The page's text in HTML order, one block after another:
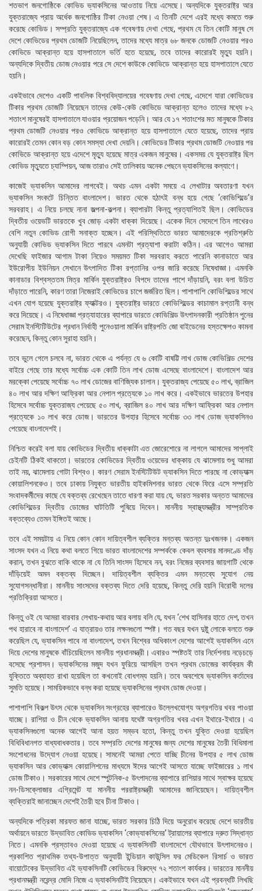
নির্বাচনী
ইশতেহার
শতভাগ জনগোষ্ঠিকে কোভিড ভ্যাকসিনের আওতায় নিয়ে এসেছে। অন্যদিকে যুক্তরাষ্ট্র আর
যুক্তরাজ্যে প্রায় অর্ধেক জনগোষ্ঠির টিকা নেওয়া শেষ। এ তিনটি দেশে এরই মধ্যে কমতে শুরু
করেছে কোভিড। সম্প্রতি যুক্তরাজ্যে এক গবেষণায় দেখা গেছে, প্রথম যে তিন কোটি মানুষ সে
দেশে কোভিডের প্রথম ডোজটি নিয়েছিলেন, তাদের মধ্যে মাত্র ৬৮ জনকে ডোজটি নেওয়ার পরও
কোভিডে আক্রান্ত হয়ে হাসপাতালে ভর্তি হতে হয়েছে, তবে তাদের কারোরই মৃত্যু হয়নি।
অন্যদিকে দ্বিতীয় ডোজ নেওয়ার পরে সে দেশে কাউকে কোভিডে আক্রান্ত হয়ে হাসপাতালে যেতে
হয়নি।
একইভাবে দেশেও একটি পাবলিক বিশ্ববিদ্যালয়ের গবেষণায় দেখা গেছে, এদেশে যারা কোভিডের
টিকার প্রথম ডোজটি নিয়েছেন তাদের কেউ-কেউ কোভিডে আক্রান্ত হলেও তাদের মধ্যে ৮২
শতাংশ মানুষেরই হাসপাতালে যাওয়ার প্রয়োজন পড়েনি। আর যে ১৭ শতাংশের মত মানুষকে টিকার
প্রথম ডোজটি নেওয়ার পরও কোভিডে আক্রান্ত হয়ে হাসপাতালে যেতে হয়েছে, তাদের প্রায়
কারোরই তেমন কোন বড় কোন সমস্যা দেখা দেয়নি। কোভিডের টিকার প্রথম ডোজটি নেওয়ার পর
কোভিডে আক্রান্ত হয়ে এদেশে মৃত্যু হয়েছে মাত্র একজন মানুষের। একসময় যে যুক্তরাষ্ট্র ছিল
কোভিড মৃত্যুতে চ্যাম্পিয়ন, আজ তারাও সেই তালিকায় অনেক পেছনে ভ্যাকসিনের কল্যাণে।
কাজেই ভ্যাকসিন আমাদের লাগবেই। অথচ এমন একটা সময়ে এ লেখাটার অবতারণা যখন
ভ্যাকসিন সংকটে চিন্তিত বাংলাদেশ। ভারত থেকে হঠাৎই বন্ধ হয়ে গেছে ‘কোভিশিল্ডে’র
সরবরাহ। এ নিয়ে চলছে নানা জল্পনা-কল্পনা। ব্যাপারটা কিন্তু প্রত্যাশিতই ছিল। কোভিডের
দ্বিতীয় ওয়েভটি ভারতকে খুব জোড় একটা ধাক্কা দিয়েছে। একেক দিনে সেদেশে তিন লাখেরও
বেশি নতুন কোভিড রোগী সনাক্ত হচ্ছেন। এই পরিস্থিতিতে ভারত আমাদেরকে প্রতিশ্রুতি
অনুযায়ী কোভিড ভ্যাকসিন দিতে পারবে এমনটা প্রত্যাশা করাটা কঠিন। এর আগেও আমরা
দেখেছি ফাইজার আগাম টাকা নিয়েও সময়মত টিকা সরবরাহ করতে পারেনি কানাডাতে আর
ইউরোপীয় ইউনিয়ন সেখানে উৎপাদিত টিকা রপ্তানির ওপর জারি করেছে নিষেধাজ্ঞা। এমনকি
কানাডার বিশ্বস্ততম মিত্র মার্কিন যুক্তরাষ্ট্রও বিপদে তাদের পাশে দাঁড়ায়নি, বরং বলা উচিত
দাঁড়াতে পারেনি, কারণ তারা নিজেরাই কোভিডের চাপে জর্জরিত ছিল। পাশাপাশি কোভিশিল্ডের সাথে
এখন যোগ হয়েছে যুক্তরাষ্ট্র ফ্যাক্টরও। যুক্তরাষ্ট্র ভারতে কোভিশিল্ডের কাচামাল রপ্তানী বন্ধ
করে দিয়েছে। এ নিষেধাজ্ঞা প্রত্যাহারের ব্যাপারে ভারতে কোভিশিল্ড উৎপাদনকারী প্রতিষ্ঠান পুনের
সেরাম ইনস্টিটিউটের প্রধান নির্বাহী পুনেওয়ালা মার্কিন রাষ্ট্রপতি জো বাইডেনের হস্তক্ষেপও কামনা
করেছেন, কিন্তু কোন সুরাহা হয়নি।
তবে ভুলে গেলে চলবে না, ভারত থেকে এ পর্যন্ত যে ৬ কোটি বাষট্টি লাখ ডোজ কোভিশিল্ড দেশের
বাইরে গেছে তার মধ্যে সর্বোচ্চ এক কোটি তিন লাখ ডোজ এসেছে বাংলাদেশে। বাংলাদেশ আর
মরক্কো পেয়েছে সর্বোচ্চ ৭০ লাখ ডোজের বাণিজ্যিক চালান। যুক্তরাজ্য পেয়েছে ৫০ লাখ, ব্রাজিল
৪০ লাখ আর দক্ষিণ আফ্রিকা আর নেপাল প্রত্যেকে ১০ লাখ করে। একইভাবে ভারতের উপহার
হিসেবে সর্বোচ্চ যুক্তরাজ্য পেয়েছে ৫০ লাখ, ব্রাজিল ৪০ লাখ আর দক্ষিণ আফ্রিকা আর নেপাল
প্রত্যেকে ১০ লাখ করে ডোজ। ভারতের উপহার হিসেবে সর্বোচ্চ ৩৩ লাখ ডোজ ভ্যাকসিনও
পেয়েছে বাংলাদেশই।
নিশ্চিত করেই বলা যায় কোভিডের দ্বিতীয় ধাক্কাটা এত জোরেশোরে না লাগলে আমাদের সাপ্লাই
চেইনটি ঠিকই থাকতো। ভারতের কোভিডের দ্বিতীয় ওয়েভের ধাক্কায় যে ঝামেলায় শুধু আমরা
তাই নয়, ঝামেলায় গোটা বিশ্বও। কারণ সেরাম ইনস্টিটিউট ভ্যাকসিন দিতে পারছে না কোভ্যাক্স
কোয়ালিশনকেও। তবে ঢাকায় নিযুক্ত ভারতীয় হাইকমিশনার ভারত থেকে ফিরে এসে সম্প্রতি
সংবাদকর্মীদের কাছে যে বক্তব্য রেখেছেন তাতে ধারণা করা যায় যে, ভারত সরকার অন্তত আমাদের
কোভিশিল্ডের দ্বিতীয় ডোজের ঘাটতিটি পুষিয়ে দিবেন। মাননীয় স্বাস্থ্যমন্ত্রীর সাম্প্রতিক
বক্তব্যেও তেমন ইঙ্গিতই আছে।
তবে এই সময়টায় এ নিয়ে কোন কোন দায়িত্বশীল ব্যক্তির মন্তব্য অতন্ত দুঃখজনক। একজন
সাংসদ যখন এ নিয়ে কথা বলতে গিয়ে ভারত বাংলাদেশের সম্পর্ককে কেবল ব্যবসার মানদণ্ডে দাঁড়
করান, তখন বুঝতে বাকি থাকে না যে তিনি সাংসদ হিসেবে নন, বরং নিজের ব্যবসার জায়গাটি থেকে
দাঁড়িয়েই অমন বক্তব্য দিচ্ছেন। দায়িত্বশীল ব্যক্তির এমন মন্তব্যে সুযোগ নেয়
সুযোগসন্ধানীরা। মাননীয় সাংসদের বক্তব্য দিতে দেরি হয়েছে, কিন্তু দেরি হয়নি বিরোধী দলের
প্রতিক্রিয়া আসতে।
কিন্তু ওই যে আমরা বারবার লেখায়-কথায় আর বলায় বলি যে, যখন ‘শেখ হাসিনার হাতে দেশ, তখন
পথ হারাবে না বাংলাদেশ’ এ যাত্রায়ও তার লক্ষনগুলো স্পষ্ট। গত বছর যখন দুষ্টু লোকে বলতে শুরু
করেছিল যে, ভ্যাকসিন পাবে না বাংলাদেশ, তখন বিশ্বের অধিকাংশ দেশের আগেই ভ্যাকসিন এনে
দিয়ে দেশের মানুষকে বাঁচিয়েছিলেন মাননীয় প্রধানমন্ত্রী। এবারও স্পষ্টতই তার নির্দেশনায় নড়েচড়ে
বসেছে প্রশাসন। ভ্যাকসিনের মজুদ যখন ফুরিয়ে আসছিল তখন প্রথম ডোজের কার্যক্রম কী
যুক্তিতে অব্যাহত রাখা হয়েছিল তা কখনোই বোধগম্য হয়নি। তবে অবশেষে ভ্যাকসিন কর্তাদের
সুমতি হয়েছে। সাময়িকভাবে বন্ধ করা হয়েছে ভ্যাকসিনের প্রথম ডোজ দেওয়া।
পাশাপাশি বিকল্প উৎস থেকে ভ্যাকসিন সংগ্রহের ব্যাপারেও উল্লেখযোগ্য অগ্রগতির খবর পাওয়া
যাচ্ছে। রাশিয়া ও চীন থেকে ভ্যাকসিন আনায় যথেষ্ট অগ্রগতির খবর এখন ইথারে-ইথারে। এ
ভ্যাকসিনগুলো অনেক আগেই আনা হয়ত সম্ভব হতো, কিন্তু তখন যুক্তি দেওয়া হয়েছিল
বিধিবিধানগত বাধ্যবাধকতার। তবে সম্প্রতি দেশের মানুষের জন্য দেশের মানুষের তৈরী বিধিমালা
সংশোধনের উদ্যোগ নেওয়া হয়েছে। সামনেই আমরা পেতে যাচ্ছি চীনের উপহার ৫ লাখ ডোজ
ভ্যাকসিন আর কোভ্যাক্স কোয়ালিশনের মাধ্যমে ঈদের আগেই আসতে যাচ্ছে ফাইজারের ১ লাখ
ডোজ টিকাও। সরকারের সাথে দেশে স্পুটনিক-৫ উৎপাদনের ব্যাপারে রাশিয়ার সাথে স্বাক্ষর হয়েছে
নন-ডিসক্লোজার এগ্রিমেন্ট যা মাননীয় পররাষ্ট্রমন্ত্রী আমাদের জানিয়েছেন। দায়িত্বশীল
ব্যক্তিরাই জানাচ্ছেন দেশেই তৈরী হবে চীনা টিকাও।
অন্যদিকে পত্রিকা মারফত জানা যাচ্ছে, ভারত সরকার চিঠি দিয়ে অনুরোধ করেছে দেশে ভারতীয়
অর্থায়নে ভারতে উদ্ভাবিত কোভিড ভ্যাকসিন ‘কোভ্যাকসিনের’ ট্রায়ালের ব্যাপারে দ্রুত সিদ্ধান্ত
নিতে। এমনকি প্রস্তাবও দেওয়া হয়েছে এ ভ্যাকসিনটি বাংলাদেশে যৌথভাবে উৎপাদনেরও।
প্রকাশিত প্রাথমিক তথ্য-উপাত্ত অনুযায়ী ইন্ডিয়ান কাউন্সিল ফর মেডিকেল রিসার্চ ও ভারত
বায়োটেকের উদ্ভাবিত এই ভ্যাকসিনটি কোভিডের বিরুদ্ধে ৭২ শতাংশ কার্যকর। ভারতের মাননীয়
প্রধানমন্ত্রী নরেন্দ্র মোদি নিজে এ ভ্যাকসিনটিই নিয়েছেন। একইভাবে যখন এই প্রবন্ধটি লিখছি